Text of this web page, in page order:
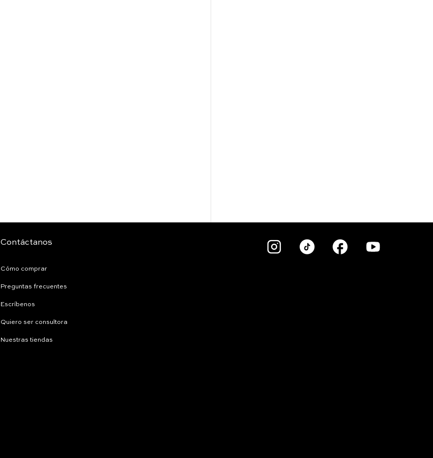
Contáctanos
Cómo comprar
Preguntas frecuentes
Escríbenos
Quiero ser consultora
Nuestras tiendas